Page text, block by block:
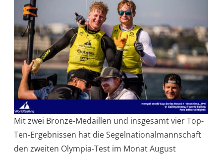
Mit zwei Bronze-Medaillen und insgesamt vier Top-
Ten-Ergebnissen hat die Segelnationalmannschaft
den zweiten Olympia-Test im Monat August